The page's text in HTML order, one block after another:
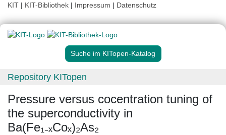
KIT | KIT-Bibliothek | Impressum | Datenschutz
Suche im KITopen-Katalog
Repository KITopen
Pressure versus cocentration tuning of
the superconductivity in
Ba(Fe₁₋ₓCoₓ)₂As₂